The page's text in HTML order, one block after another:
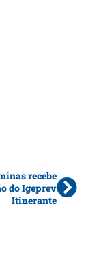
recebe
do Igeprev
Itinerante